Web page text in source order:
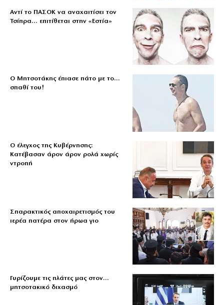
Αντί το ΠΑΣΟΚ να αναχαιτίσει τον
Τσίπρα… επιτίθεται στην «Εστία»
Ο Μητσοτάκης έπιασε πάτο με το…
σπαθί του!
Ο έλεγχος της Κυβέρνησης:
Κατέβασαν άρον άρον ρολά χωρίς
ντροπή
Σπαρακτικός αποχαιρετισμός του
ιερέα πατέρα στον ήρωα γιο
Γυρίζουμε τις πλάτες μας στον…
μητσοτακικό διχασμό